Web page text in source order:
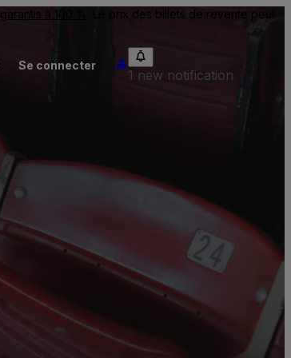
garantis à 100 %
. Le prix des billets de revente peut
Se connecter
1 new notification